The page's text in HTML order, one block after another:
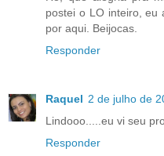
postei o LO inteiro, eu
por aqui. Beijocas.
Responder
Raquel 2 de julho de
Lindooo.....eu vi seu
Responder